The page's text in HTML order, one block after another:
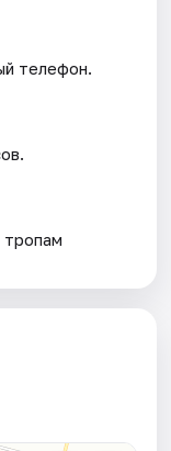
телефон.